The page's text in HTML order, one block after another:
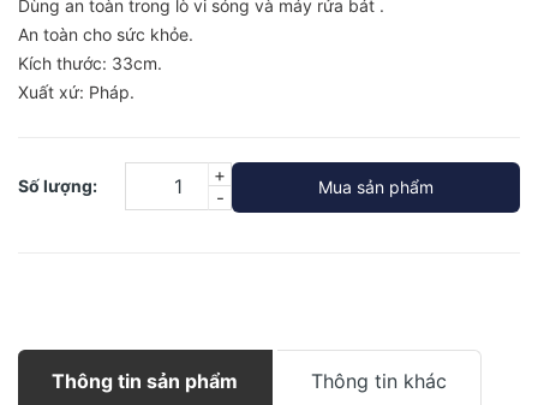
Dùng an toàn trong lò vi sóng và máy rửa bát .
An toàn cho sức khỏe.
Kích thước: 33cm.
Xuất xứ: Pháp.
Số lượng:
-
+
Mua sản phẩm
Thông tin sản phẩm Thông tin khác